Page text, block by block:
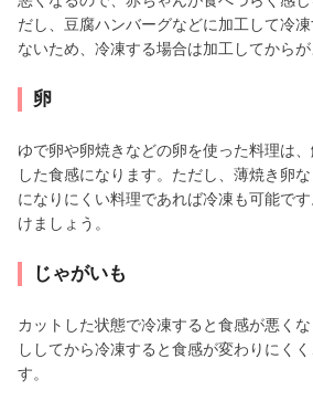
だし、豆腐ハンバーグなどに加工して冷
ないため、冷凍する場合は加工してからが
卵
ゆで卵や卵焼きなどの卵を使った料理は
した食感になります。ただし、薄焼き卵
になりにくい料理であれば冷凍も可能で
けましょう。
じゃがいも
カットした状態で冷凍すると食感が悪く
ししてから冷凍すると食感が変わりにく
す。